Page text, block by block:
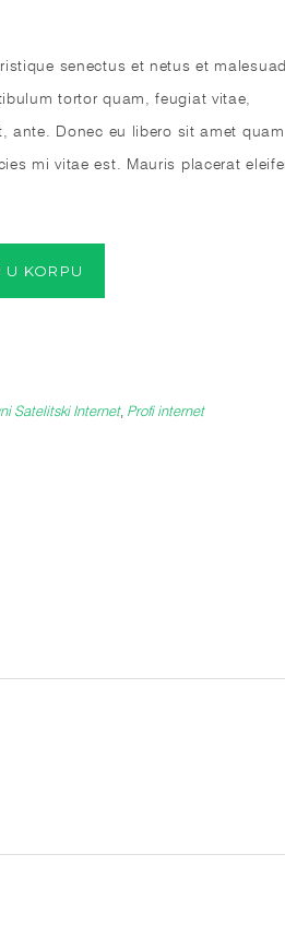
senectus et netus et
tortor quam, feugiat vitae,
ante. Donec eu libero sit amet quam
mi vitae est. Mauris placerat
U KORPU
Satelitski Internet, Profi internet